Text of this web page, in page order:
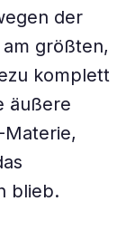
der
größten,
komplett
äußere
blieb.